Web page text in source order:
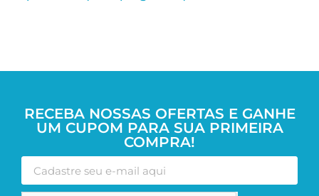
RECEBA NOSSAS OFERTAS E GANHE
UM CUPOM PARA SUA PRIMEIRA
COMPRA!